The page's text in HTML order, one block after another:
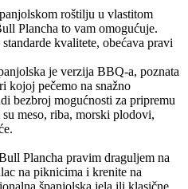
roštilju u vlastitom
Plancha to vam omogućuje.
kvalitete, obećava pravi
je verzija BBQ-a, poznata
kojoj pečemo na snažno
bezbroj mogućnosti za pripremu
meso, riba, morski plodovi,
Plancha pravim draguljem na
na piknicima i krenite na
španjolska jela ili klasične